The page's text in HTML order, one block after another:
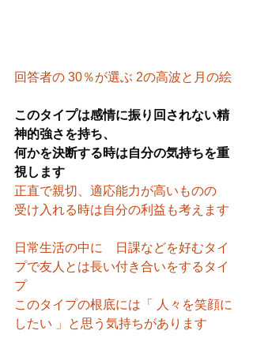
回答者の 30％が選ぶ 2の高波と月の絵
このタイプは感情に振り回されない精
神的強さを持ち、
何かを決断する時は自分の気持ちを重
視します
正直で親切、適応能力が高いものの
受け入れる時は自分の利益も考えます
日常生活の中に　日課などを好むタイ
プで友人とは長い付き合いをするタイ
プ
このタイプの根底には「 人々を笑顔に
したい 」と思う気持ちがあります